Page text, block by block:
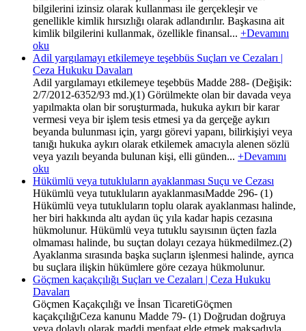
bilgilerini izinsiz olarak kullanması ile gerçekleşir ve
genellikle kimlik hırsızlığı olarak adlandırılır. Başkasına ait
kimlik bilgilerini kullanmak, özellikle finansal... +Devamını
oku
Adil yargılamayı etkilemeye teşebbüs Suçları ve Cezaları |
Ceza Hukuku Davaları
Adil yargılamayı etkilemeye teşebbüs Madde 288- (Değişik:
2/7/2012-6352/93 md.)(1) Görülmekte olan bir davada veya
yapılmakta olan bir soruşturmada, hukuka aykırı bir karar
vermesi veya bir işlem tesis etmesi ya da gerçeğe aykırı
beyanda bulunması için, yargı görevi yapanı, bilirkişiyi veya
tanığı hukuka aykırı olarak etkilemek amacıyla alenen sözlü
veya yazılı beyanda bulunan kişi, elli günden... +Devamını
oku
Hükümlü veya tutukluların ayaklanması Suçu ve Cezası
Hükümlü veya tutukluların ayaklanmasıMadde 296- (1)
Hükümlü veya tutukluların toplu olarak ayaklanması halinde,
her biri hakkında altı aydan üç yıla kadar hapis cezasına
hükmolunur. Hükümlü veya tutuklu sayısının üçten fazla
olmaması halinde, bu suçtan dolayı cezaya hükmedilmez.(2)
Ayaklanma sırasında başka suçların işlenmesi halinde, ayrıca
bu suçlara ilişkin hükümlere göre cezaya hükmolunur.
Göçmen kaçakçılığı Suçları ve Cezaları | Ceza Hukuku
Davaları
Göçmen Kaçakçılığı ve İnsan TicaretiGöçmen
kaçakçılığıCeza kanunu Madde 79- (1) Doğrudan doğruya
veya dolaylı olarak maddi menfaat elde etmek maksadıyla,